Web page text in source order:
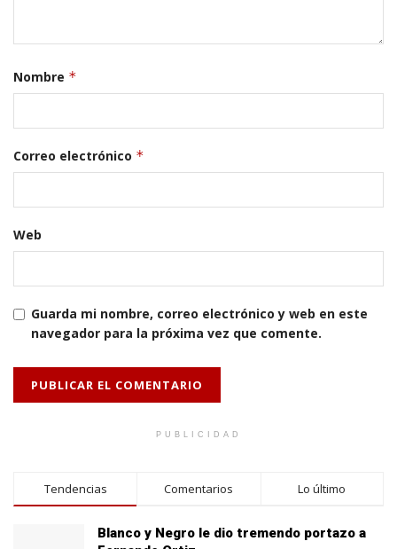
Nombre *
Correo electrónico *
Web
Guarda mi nombre, correo electrónico y web en este
navegador para la próxima vez que comente.
PUBLICIDAD
Tendencias Comentarios Lo último
Blanco y Negro le dio tremendo portazo a